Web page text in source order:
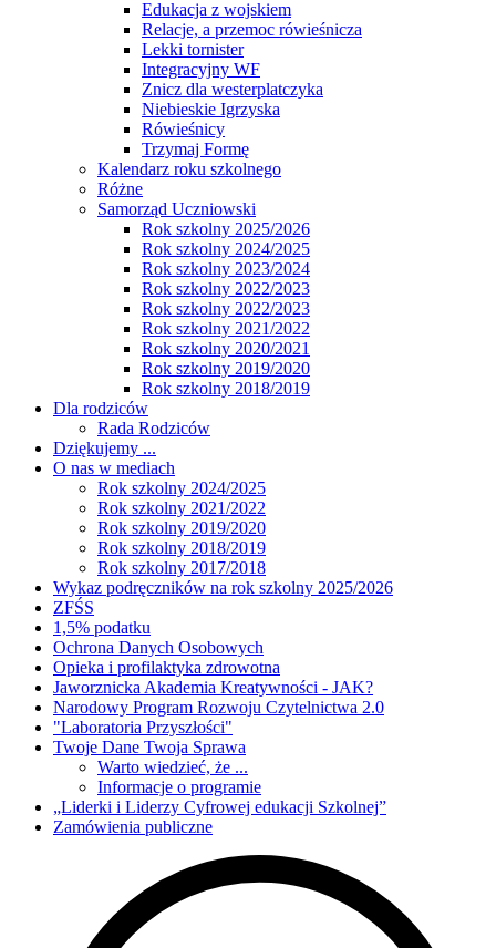
Edukacja z wojskiem
Relacje, a przemoc rówieśnicza
Lekki tornister
Integracyjny WF
Znicz dla westerplatczyka
Niebieskie Igrzyska
Rówieśnicy
Trzymaj Formę
Kalendarz roku szkolnego
Różne
Samorząd Uczniowski
Rok szkolny 2025/2026
Rok szkolny 2024/2025
Rok szkolny 2023/2024
Rok szkolny 2022/2023
Rok szkolny 2022/2023
Rok szkolny 2021/2022
Rok szkolny 2020/2021
Rok szkolny 2019/2020
Rok szkolny 2018/2019
Dla rodziców
Rada Rodziców
Dziękujemy ...
O nas w mediach
Rok szkolny 2024/2025
Rok szkolny 2021/2022
Rok szkolny 2019/2020
Rok szkolny 2018/2019
Rok szkolny 2017/2018
Wykaz podręczników na rok szkolny 2025/2026
ZFŚS
1,5% podatku
Ochrona Danych Osobowych
Opieka i profilaktyka zdrowotna
Jaworznicka Akademia Kreatywności - JAK?
Narodowy Program Rozwoju Czytelnictwa 2.0
"Laboratoria Przyszłości"
Twoje Dane Twoja Sprawa
Warto wiedzieć, że ...
Informacje o programie
„Liderki i Liderzy Cyfrowej edukacji Szkolnej”
Zamówienia publiczne